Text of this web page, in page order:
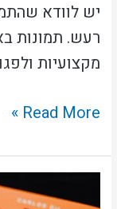
יש לוודא
רעש. תמונות
מקצועיות
Read More »